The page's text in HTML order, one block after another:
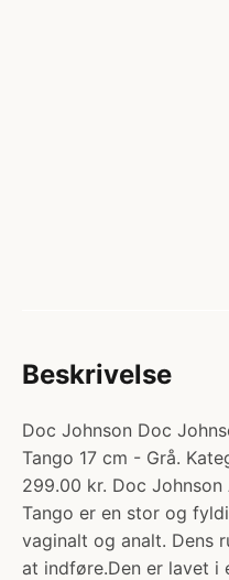
Beskrivelse
Doc Johnson Doc
Tango 17 cm - Grå.
299.00 kr. Doc Johnson
Tango er en stor og
vaginalt og analt. Dens
at indføre.Den er lavet i